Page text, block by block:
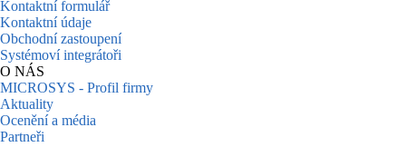
Kontaktní formulář
Kontaktní údaje
Obchodní zastoupení
Systémoví integrátoři
O NÁS
MICROSYS - Profil firmy
Aktuality
Ocenění a média
Partneři